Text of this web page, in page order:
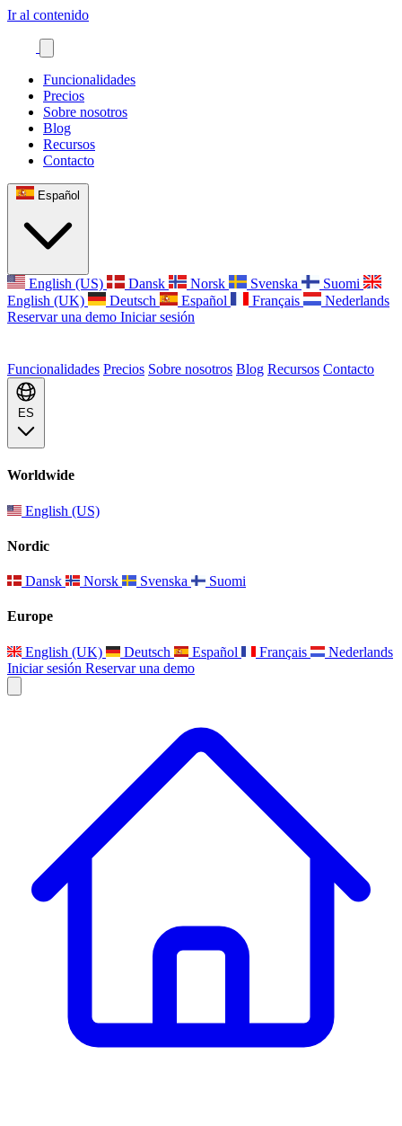
Ir al contenido
Funcionalidades
Precios
Sobre nosotros
Blog
Recursos
Contacto
Español
English (US) Dansk Norsk Svenska
Suomi
English (UK)
Deutsch Español Français
Nederlands
Reservar una demo Iniciar sesión
Funcionalidades Precios Sobre nosotros Blog Recursos Contacto
ES
Worldwide
English (US)
Nordic
Dansk Norsk Svenska Suomi
Europe
English (UK) Deutsch Español Français
Nederlands
Iniciar sesión Reservar una demo